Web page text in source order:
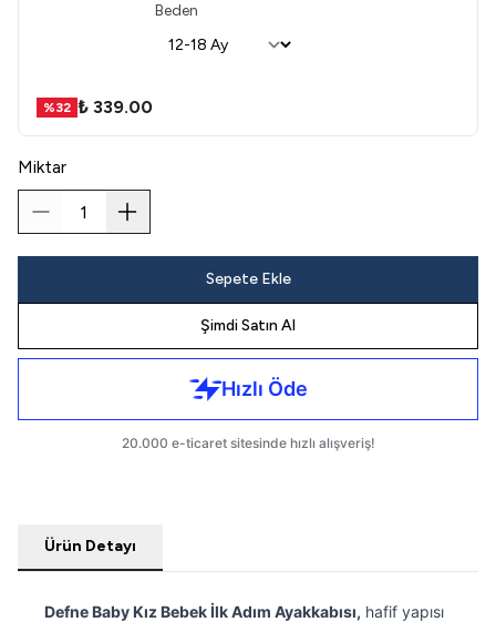
Beden
%32 ₺ 339.00
Miktar
Sepete Ekle
Şimdi Satın Al
Ürün Detayı
Defne Baby Kız Bebek İlk Adım Ayakkabısı, hafif yapısı